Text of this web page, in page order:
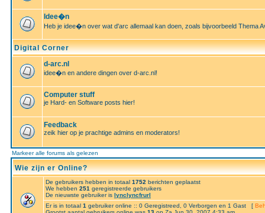
Idee�n
Heb je idee�n over wat d'arc allemaal kan doen, zoals bijvoorbeeld Thema
Digital Corner
d-arc.nl
idee�n en andere dingen over d-arc.nl!
Computer stuff
je Hard- en Software posts hier!
Feedback
zeik hier op je prachtige admins en moderators!
Markeer alle forums als gelezen
Wie zijn er Online?
De gebruikers hebben in totaal 1752 berichten geplaatst
We hebben 251 geregistreerde gebruikers
De nieuwste gebruiker is lynclyncfrurl
Er is in totaal 1 gebruiker online :: 0 Geregistreed, 0 Verborgen en 1 Gast [